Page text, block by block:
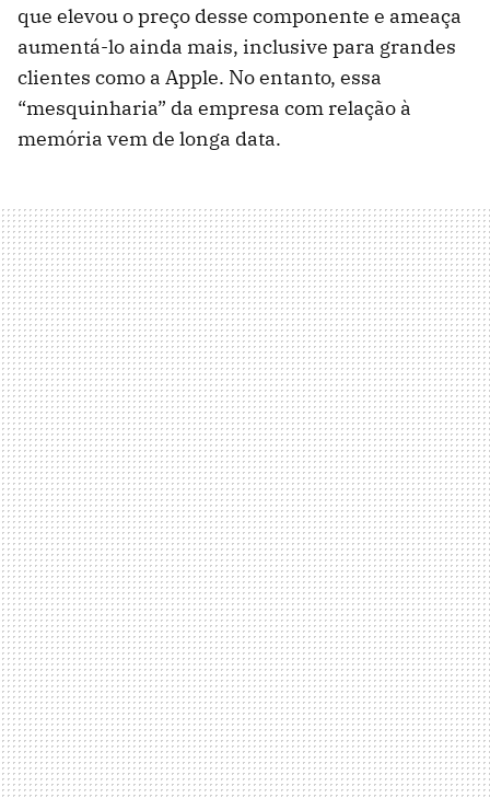
que elevou o preço desse componente e ameaça
aumentá-lo ainda mais, inclusive para grandes
clientes como a Apple. No entanto, essa
“mesquinharia” da empresa com relação à
memória vem de longa data.